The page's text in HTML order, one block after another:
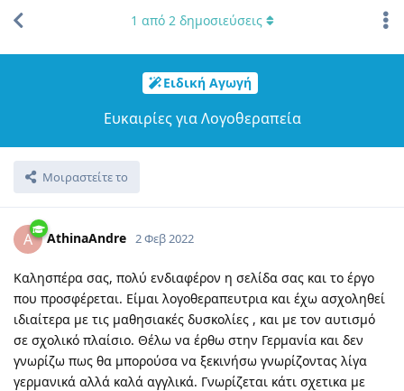
Ειδική Αγωγή
Ευκαιρίες για Λογοθεραπεία
Μοιραστείτε το
1 από 2δημοσιεύσεις
A AthinaAndre 2 Φεβ 2022
Καλησπέρα σας, πολύ ενδιαφέρον η σελίδα σας και το έργο
που προσφέρεται. Είμαι λογοθεραπευτρια και έχω ασχοληθεί
ιδιαίτερα με τις μαθησιακές δυσκολίες , και με τον αυτισμό
σε σχολικό πλαίσιο. Θέλω να έρθω στην Γερμανία και δεν
γνωρίζω πως θα μπορούσα να ξεκινήσω γνωρίζοντας λίγα
γερμανικά αλλά καλά αγγλικά. Γνωρίζεται κάτι σχετικα με